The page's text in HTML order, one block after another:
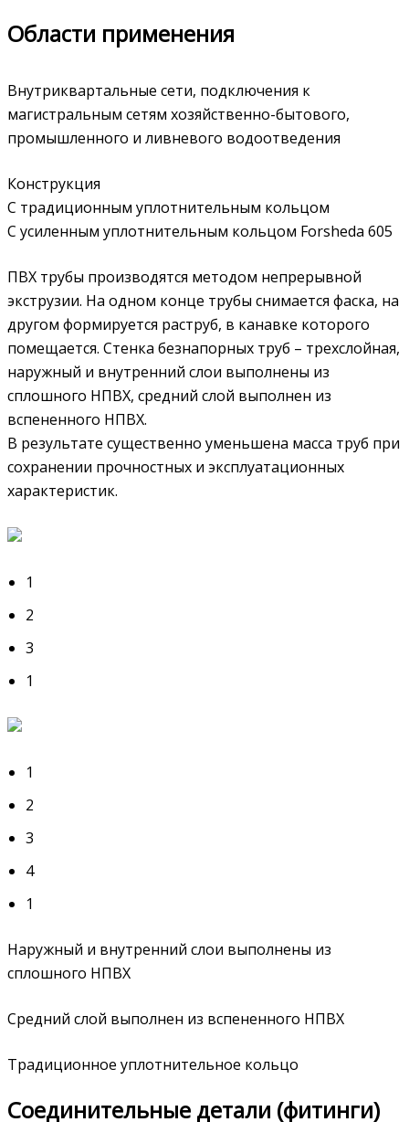
Области применения
Внутриквартальные сети, подключения к
магистральным сетям хозяйственно-бытового,
промышленного и ливневого водоотведения
Конструкция
С традиционным уплотнительным кольцом
С усиленным уплотнительным кольцом Forsheda 605
ПВХ трубы производятся методом непрерывной
экструзии. На одном конце трубы снимается фаска, на
другом формируется раструб, в канавке которого
помещается. Стенка безнапорных труб – трехслойная,
наружный и внутренний слои выполнены из
сплошного НПВХ, средний слой выполнен из
вспененного НПВХ.
В результате существенно уменьшена масса труб при
сохранении прочностных и эксплуатационных
характеристик.
1
2
3
1
1
2
3
4
1
Наружный и внутренний слои выполнены из
сплошного НПВХ
Средний слой выполнен из вспененного НПВХ
Традиционное уплотнительное кольцо
Соединительные детали (фитинги)